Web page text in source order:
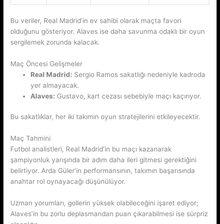
Bu veriler, Real Madrid’in ev sahibi olarak maçta favori
olduğunu gösteriyor. Alaves ise daha savunma odaklı bir oyun
sergilemek zorunda kalacak.
Maç Öncesi Gelişmeler
Real Madrid: Sergio Ramos sakatlığı nedeniyle kadroda
yer almayacak.
Alaves: Gustavo, kart cezası sebebiyle maçı kaçırıyor.
Bu sakatlıklar, her iki takımın oyun stratejilerini etkileyecektir.
Maç Tahmini
Futbol analistleri, Real Madrid’in bu maçı kazanarak
şampiyonluk yarışında bir adım daha ileri gitmesi gerektiğini
belirtiyor. Arda Güler’in performansının, takımın başarısında
anahtar rol oynayacağı düşünülüyor.
Uzman yorumları, gollerin yüksek olabileceğini işaret ediyor;
Alaves’in bu zorlu deplasmandan puan çıkarabilmesi ise sürpriz